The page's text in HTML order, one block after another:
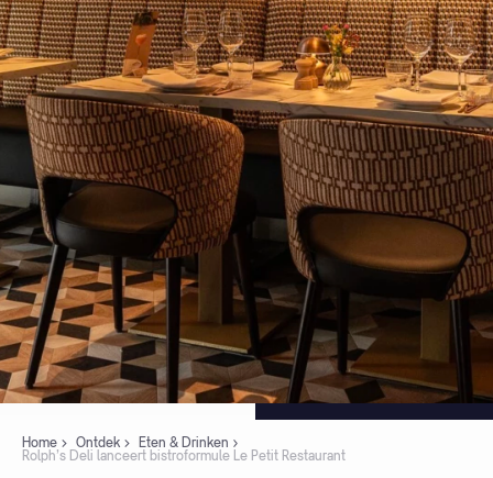
Home Ontdek
Eten & Drinken
Rolph’s Deli lanceert bistroformule Le Petit Restaurant